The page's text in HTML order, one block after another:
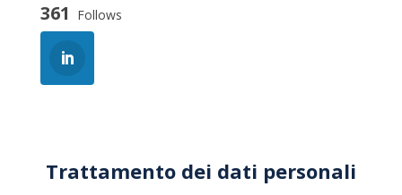
361
Follows
Trattamento dei dati personali